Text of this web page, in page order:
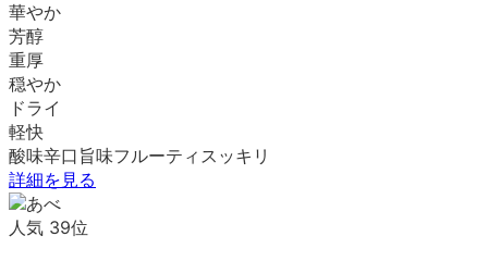
華やか
芳醇
重厚
穏やか
ドライ
軽快
酸味辛口 旨味フルーティ スッキリ
詳細を見る
人気 39位